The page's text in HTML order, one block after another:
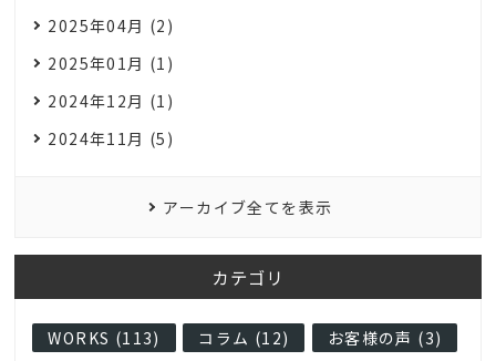
2025年04月 (2)
2025年01月 (1)
2024年12月 (1)
2024年11月 (5)
アーカイブ全てを表示
カテゴリ
WORKS (113) コラム (12) お客様の声 (3)